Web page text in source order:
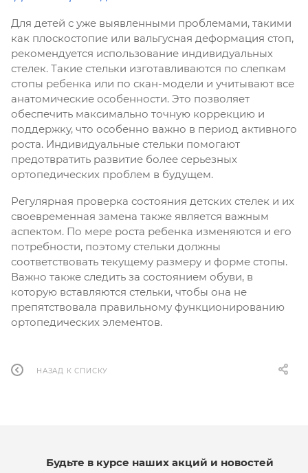
Для детей с уже выявленными проблемами, такими
как плоскостопие или вальгусная деформация стоп,
рекомендуется использование индивидуальных
стелек. Такие стельки изготавливаются по слепкам
стопы ребенка или по скан-модели и учитывают все
анатомические особенности. Это позволяет
обеспечить максимально точную коррекцию и
поддержку, что особенно важно в период активного
роста. Индивидуальные стельки помогают
предотвратить развитие более серьезных
ортопедических проблем в будущем.
Регулярная проверка состояния детских стелек и их
своевременная замена также является важным
аспектом. По мере роста ребенка изменяются и его
потребности, поэтому стельки должны
соответствовать текущему размеру и форме стопы.
Важно также следить за состоянием обуви, в
которую вставляются стельки, чтобы она не
препятствовала правильному функционированию
ортопедических элементов.
НАЗАД К СПИСКУ
Будьте в курсе наших акций и новостей